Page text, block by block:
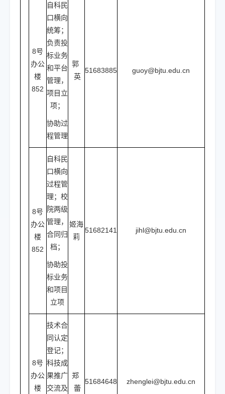
8号
办公
楼
852
自科民
口横向
统筹；
负责投
标业务
和平台
管理，
项目立
项；
协助过
程管理
郭
英
51683885 guoy@bjtu.edu.cn
8号
办公
楼
852
自科民
口横向
过程管
理；校
院两级
管理，
合同归
档；
协助投
标业务
和项目
立项
姬海
莉
51682141 jihl@bjtu.edu.cn
8号
办公
楼
技术合
同认定
登记；
科技成
果推广
交流及
郑
蕾
51684648 zhenglei@bjtu.edu.cn